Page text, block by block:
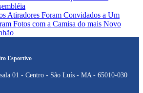
Esportivo
01 - Centro - São Luís - MA - 65010-030